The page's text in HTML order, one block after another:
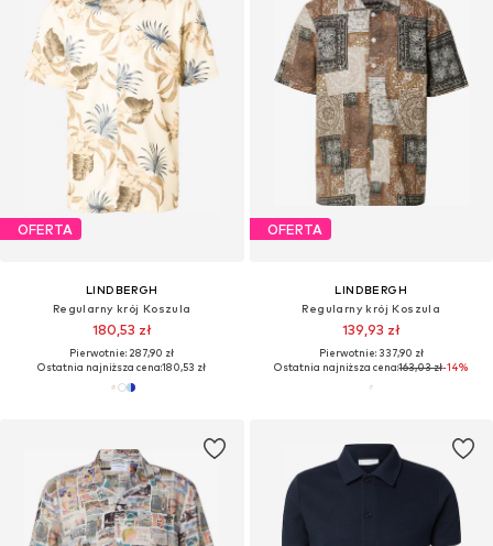
OFERTA
LINDBERGH
Regularny krój Koszula
180,53 zł
Pierwotnie: 287,90 zł
Ostatnia najniższa cena:180,53 zł
OFERTA
LINDBERGH
Regularny krój Koszula
139,93 zł
Pierwotnie: 337,90 zł
Ostatnia najniższa cena:163,03 zł-14%